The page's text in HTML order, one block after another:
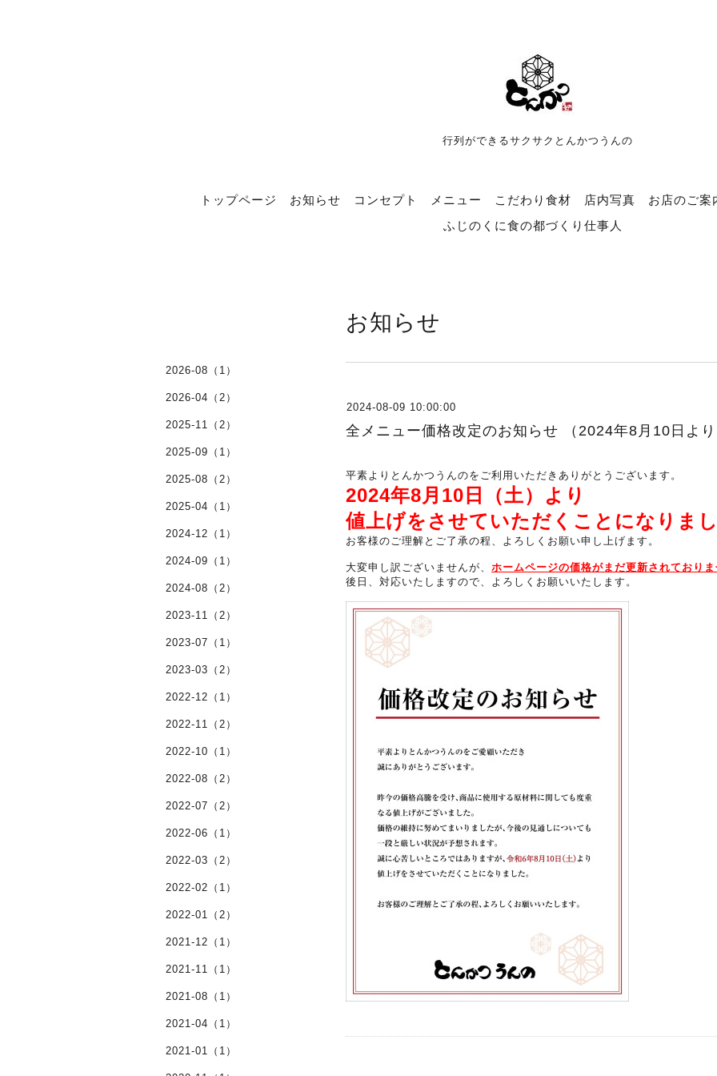
行列ができるサクサクとんかつうんの
トップページ お知らせ コンセプト メニュー こだわり食材 店内写真 お店のご案
ふじのくに食の都づくり仕事人
お知らせ
2024-08-09 10:00:00
全メニュー価格改定のお知らせ （2024年8月10日より
平素よりとんかつうんのをご利用いただきありがとうございます。
2024年8月10日（土）より
値上げをさせていただくことになりまし
お客様のご理解とご了承の程、よろしくお願い申し上げます。
大変申し訳ございませんが、 ホームページの価格がまだ更新されておりま
後日、対応いたしますので、よろしくお願いいたします。
2026-08（1）
2026-04（2）
2025-11（2）
2025-09（1）
2025-08（2）
2025-04（1）
2024-12（1）
2024-09（1）
2024-08（2）
2023-11（2）
2023-07（1）
2023-03（2）
2022-12（1）
2022-11（2）
2022-10（1）
2022-08（2）
2022-07（2）
2022-06（1）
2022-03（2）
2022-02（1）
2022-01（2）
2021-12（1）
2021-11（1）
2021-08（1）
2021-04（1）
2021-01（1）